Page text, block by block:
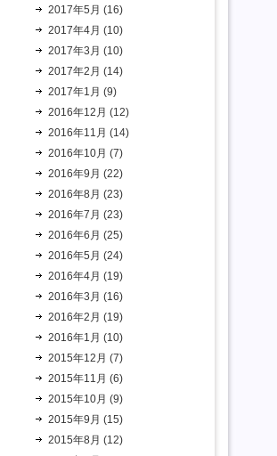
2017年5月 (16)
2017年4月 (10)
2017年3月 (10)
2017年2月 (14)
2017年1月 (9)
2016年12月 (12)
2016年11月 (14)
2016年10月 (7)
2016年9月 (22)
2016年8月 (23)
2016年7月 (23)
2016年6月 (25)
2016年5月 (24)
2016年4月 (19)
2016年3月 (16)
2016年2月 (19)
2016年1月 (10)
2015年12月 (7)
2015年11月 (6)
2015年10月 (9)
2015年9月 (15)
2015年8月 (12)